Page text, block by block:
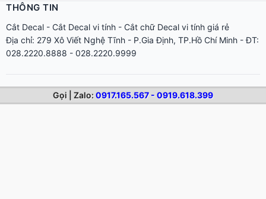
THÔNG TIN
Cắt Decal - Cắt Decal vi tính - Cắt chữ Decal vi tính giá rẻ
Địa chỉ: 279 Xô Viết Nghệ Tĩnh - P.Gia Định, TP.Hồ Chí Minh - ĐT:
028.2220.8888 - 028.2220.9999
Gọi | Zalo:0917.165.567 - 0919.618.399